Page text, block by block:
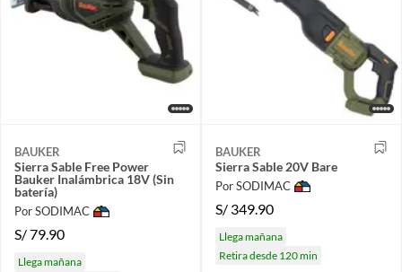
BAUKER
Sierra Sable Free Power
Bauker Inalámbrica 18V (Sin
batería)
Por SODIMAC
S/79.90
Llega mañana
BAUKER
Sierra Sable 20V Bare
Por SODIMAC
S/ 349.90
Llega mañana
Retira desde 120 min